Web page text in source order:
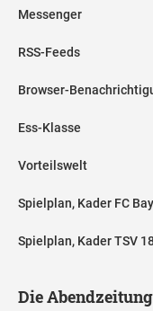
Messenger
RSS-Feeds
Browser-
Ess-Klasse
Vorteilswelt
Spielplan, Kader FC
Spielplan, Kader TSV
Die Abendzeitung